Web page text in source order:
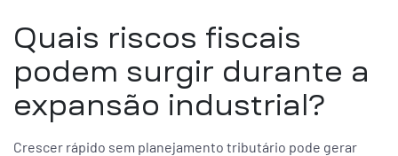
Quais riscos fiscais
podem surgir durante a
expansão industrial?
Crescer rápido sem planejamento tributário pode gerar